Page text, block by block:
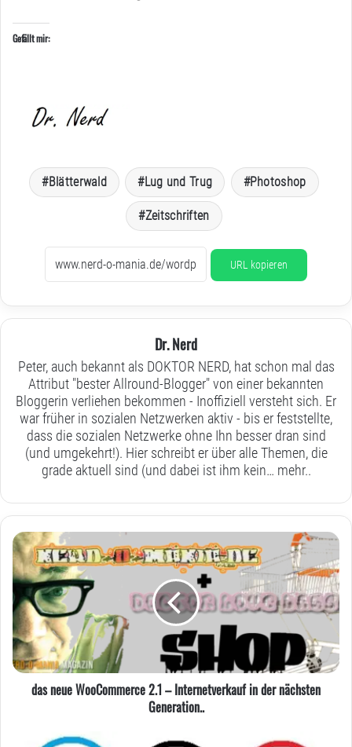
Gefällt mir:
Blätterwald Lug und Trug Photoshop
Zeitschriften
URL kopieren
Dr. Nerd
Peter, auch bekannt als DOKTOR NERD, hat schon mal das
Attribut "bester Allround-Blogger" von einer bekannten
Bloggerin verliehen bekommen - Inoffiziell versteht sich. Er
war früher in sozialen Netzwerken aktiv - bis er feststellte,
dass die sozialen Netzwerke ohne Ihn besser dran sind
(und umgekehrt!). Hier schreibt er über alle Themen, die
grade aktuell sind (und dabei ist ihm kein… mehr..
das
neue
WooCommerce
2.1
–
Internetverkauf
in
der
nächsten
Generation..
das neue WooCommerce 2.1 – Internetverkauf in der nächsten
Generation..
Sonntagsgedanken: